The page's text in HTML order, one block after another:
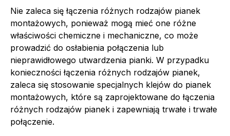
Nie zaleca się łączenia różnych rodzajów pianek
montażowych, ponieważ mogą mieć one różne
właściwości chemiczne i mechaniczne, co może
prowadzić do osłabienia połączenia lub
nieprawidłowego utwardzenia pianki. W przypadku
konieczności łączenia różnych rodzajów pianek,
zaleca się stosowanie specjalnych klejów do pianek
montażowych, które są zaprojektowane do łączenia
różnych rodzajów pianek i zapewniają trwałe i trwałe
połączenie.